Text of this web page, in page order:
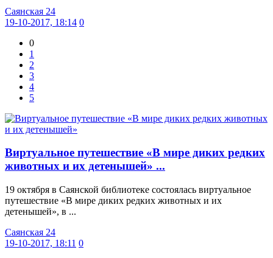
Саянская 24
19-10-2017, 18:14 0
0
1
2
3
4
5
Виртуальное путешествие «В мире диких редких
животных и их детенышей» ...
19 октября в Саянской библиотеке состоялась виртуальное
путешествие «В мире диких редких животных и их
детенышей», в ...
Саянская 24
19-10-2017, 18:11 0